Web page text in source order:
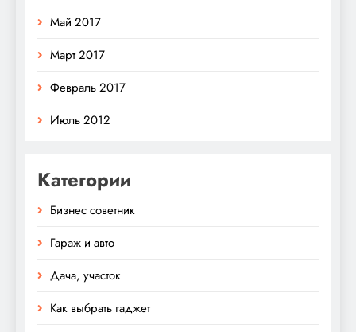
Май 2017
Март 2017
Февраль 2017
Июль 2012
Категории
Бизнес советник
Гараж и авто
Дача, участок
Как выбрать гаджет